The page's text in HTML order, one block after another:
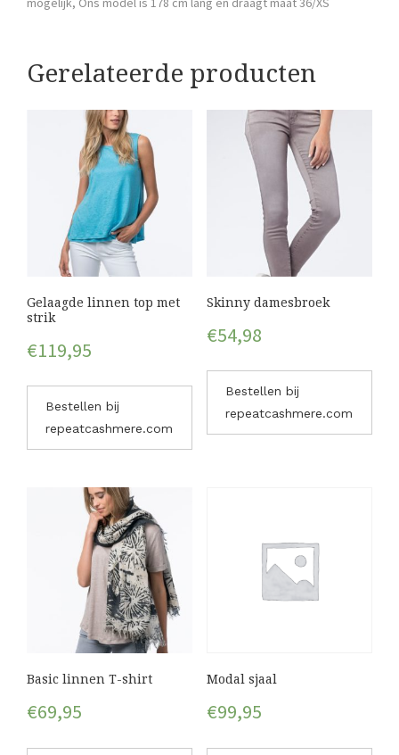
Gerelateerde producten
Gelaagde linnen top met
strik
€119,95
Bestellen bij
repeatcashmere.com
Skinny damesbroek
€54,98
Bestellen bij
repeatcashmere.com
Basic linnen T-shirt
€69,95
Modal sjaal
€99,95